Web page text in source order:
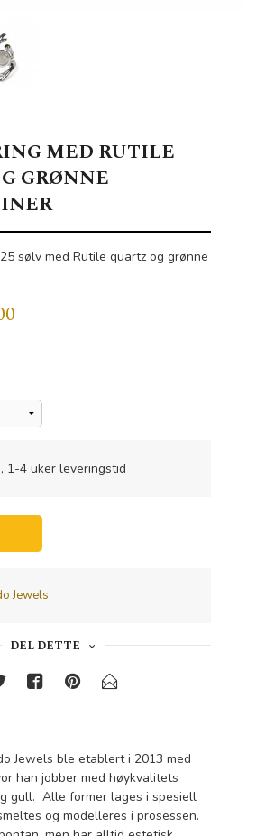
MED RUTILE
GRØNNE
sølv med Rutile quartz og grønne
1-4 uker leveringstid
Jewels
DEL DETTE
Jewels ble etablert i 2013 med
han jobber med høykvalitets
gull. Alle former lages i spesiell
og modelleres i prosessen.